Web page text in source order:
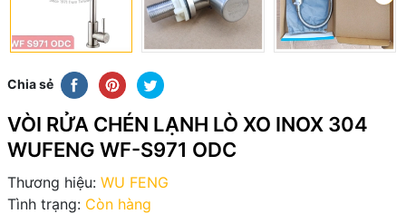
Chia sẻ
VÒI RỬA CHÉN LẠNH LÒ XO INOX 304
WUFENG WF-S971 ODC
Thương hiệu: WU FENG
Tình trạng: Còn hàng